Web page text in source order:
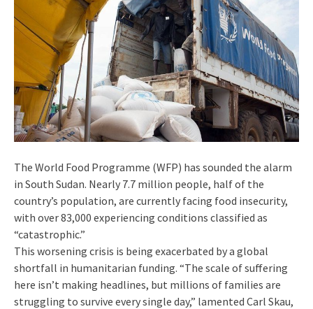
The World Food Programme (WFP) has sounded the alarm
in South Sudan. Nearly 7.7 million people, half of the
country’s population, are currently facing food insecurity,
with over 83,000 experiencing conditions classified as
“catastrophic.”
This worsening crisis is being exacerbated by a global
shortfall in humanitarian funding. “The scale of suffering
here isn’t making headlines, but millions of families are
struggling to survive every single day,” lamented Carl Skau,